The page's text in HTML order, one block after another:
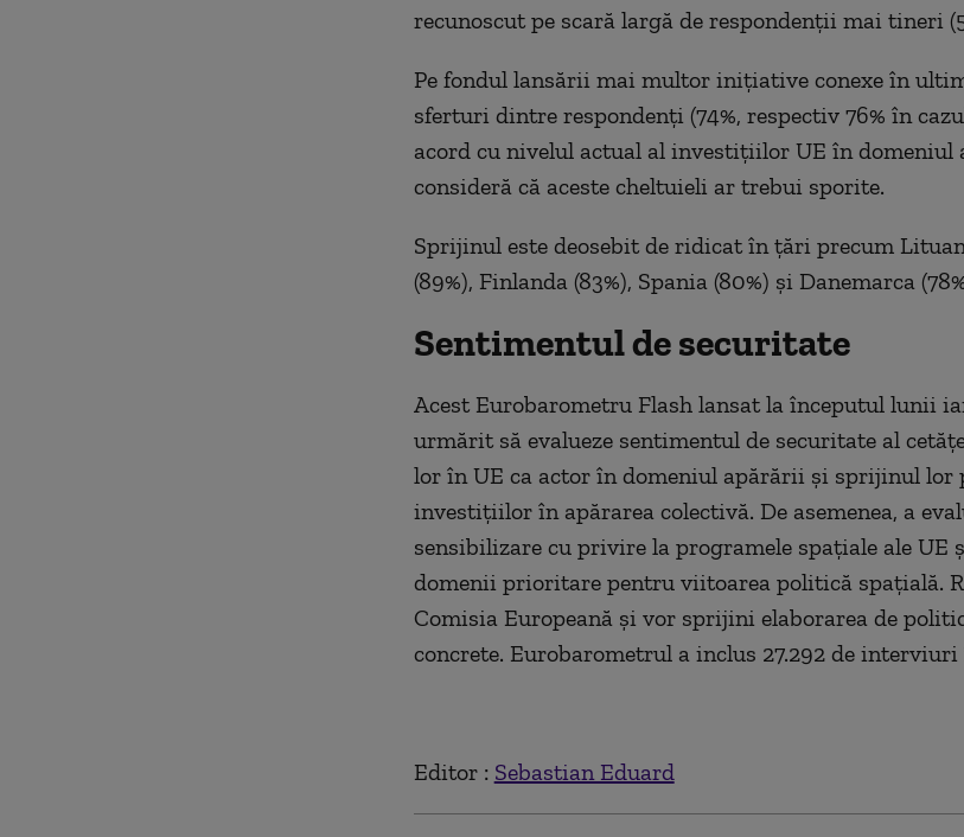
recunoscut pe scară largă de respondenţii mai tineri
Pe fondul lansării mai multor iniţiative conexe în
sferturi dintre respondenţi (74%, respectiv 76% în
acord cu nivelul actual al investiţiilor UE în domeniul
consideră că aceste cheltuieli ar trebui sporite.
Sprijinul este deosebit de ridicat în ţări precum
(89%), Finlanda (83%), Spania (80%) şi Danemarca
Sentimentul de securitate
Acest Eurobarometru Flash lansat la începutul lunii
urmărit să evalueze sentimentul de securitate al
lor în UE ca actor în domeniul apărării şi sprijinul lor
investiţiilor în apărarea colectivă. De asemenea, a
sensibilizare cu privire la programele spaţiale ale UE
domenii prioritare pentru viitoarea politică spaţială.
Comisia Europeană şi vor sprijini elaborarea de
concrete. Eurobarometrul a inclus 27.292 de
Editor : Sebastian Eduard